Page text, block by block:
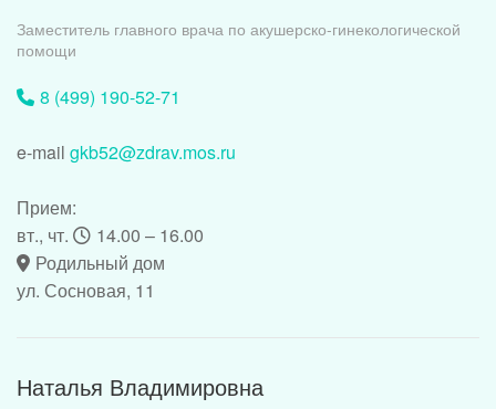
Заместитель главного врача по акушерско-гинекологической
помощи
8 (499) 190-52-71
e-mail gkb52@zdrav.mos.ru
Прием:
вт., чт.
14.00 – 16.00
Родильный дом
ул. Сосновая, 11
Наталья Владимировна